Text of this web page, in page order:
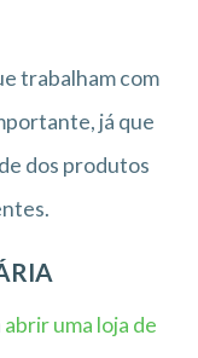
trabalham com
já que
dos produtos
abrir uma loja de